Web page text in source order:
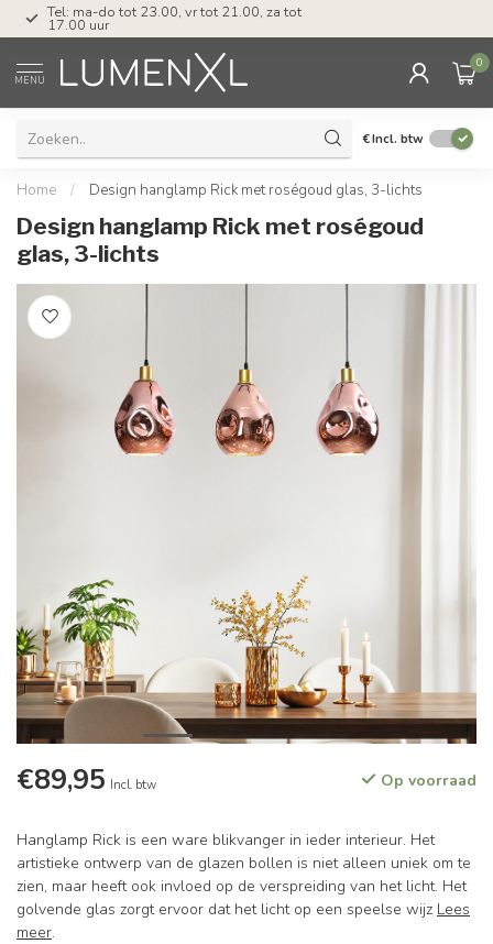
Tel: ma-do tot 23.00, vr tot 21.00, za tot
17.00 uur
MENU
0
€Incl. btw
Home / Design hanglamp Rick met roségoud glas, 3-lichts
Design hanglamp Rick met roségoud
glas, 3-lichts
€89,95 Incl. btw Op voorraad
Hanglamp Rick is een ware blikvanger in ieder interieur. Het
artistieke ontwerp van de glazen bollen is niet alleen uniek om te
zien, maar heeft ook invloed op de verspreiding van het licht. Het
golvende glas zorgt ervoor dat het licht op een speelse wijz Lees
meer.